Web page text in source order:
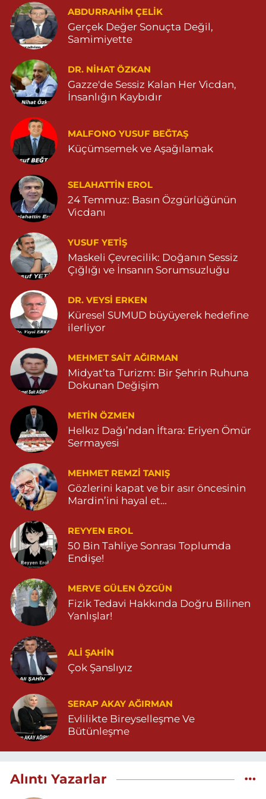
0 (482) 313 07 47 Yol Tarifi Al
Sarohan Eczanesi
ZEYTNPINAR MAHALLESİ ROJ CADDESİ NO:30 A derik devlet
hastanesi karşısı 05425113484
0 (542) 511 34 84 Yol Tarifi Al
Eymen Eczanesi
POYRAZ MAHALLE MEVLANA SOKAK NO:5A 05343032144
0 (534) 303 21 44 Yol Tarifi Al
Yeni Eczanesi
YENİ MAHALLE 3086 SOKAK NO:2 4 04825413156
0 (482) 541 31 56 Yol Tarifi Al
İlknur Eczanesi
GÜL MAH. VATAN CAD. NO:2A 04825911091
0 (482) 591 10 91
Turan Eczanesi
TEPEBAŞI MAHALLE KISMETLİ CADDE NO:59D SAĞLIK OCAĞI
YANI 04823813670
0 (482) 381 36 70 Yol Tarifi Al
ABDURRAHIM ÇELİK
Gerçek Değer Sonuçta Değil,
Samimiyette
DR. NIHAT ÖZKAN
Gazze'de Sessiz Kalan Her Vicdan,
İnsanlığın Kaybıdır
MALFONO YUSUF BEĞTAŞ
Küçümsemek ve Aşağılamak
SELAHATTIN EROL
24 Temmuz: Basın Özgürlüğünün
Vicdanı
YUSUF YETİŞ
Maskeli Çevrecilik: Doğanın Sessiz
Çığlığı ve İnsanın Sorumsuzluğu
DR. VEYSI ERKEN
Küresel SUMUD büyüyerek hedefine
ilerliyor
MEHMET SAIT AĞIRMAN
Midyat’ta Turizm: Bir Şehrin Ruhuna
Dokunan Değişim
METIN ÖZMEN
Helkız Dağı’ndan İftara: Eriyen Ömür
Sermayesi
MEHMET REMZI TANIŞ
Gözlerini kapat ve bir asır öncesinin
Mardin’ini hayal et…
REYYEN EROL
50 Bin Tahliye Sonrası Toplumda
Endişe!
MERVE GÜLEN ÖZGÜN
Fizik Tedavi Hakkında Doğru Bilinen
Yanlışlar!
ALI ŞAHİN
Çok Şanslıyız
SERAP AKAY AĞIRMAN
Evlilikte Bireyselleşme Ve
Bütünleşme
Alıntı Yazarlar